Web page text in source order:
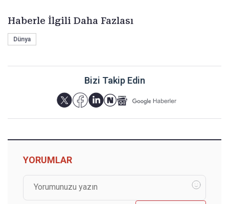
Haberle İlgili Daha Fazlası
Dünya
Bizi Takip Edin
YORUMLAR